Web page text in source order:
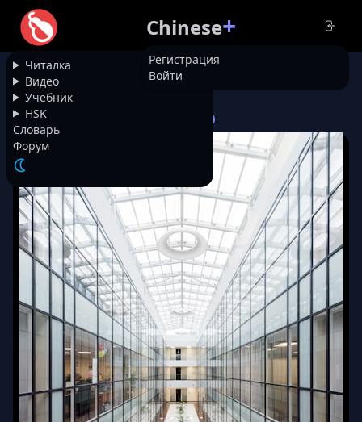
Читалка
Видео
Учебник
HSK
Словарь
Форум
Chinese+
Регистрация
Войти
НАЗАД
Работа в режиме 996
/ 900 😀
🔥 🙏🏻 👍
👎 👌 💩
😀
🤦‍ ❤️ 🚀
💪 🤣 🤷‍
УДАЛИТЬ ОТРЕДАКТИРОВАТЬ